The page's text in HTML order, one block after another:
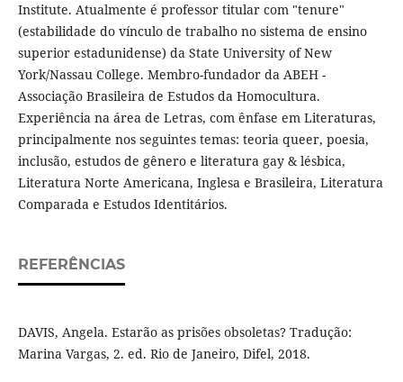
Institute. Atualmente é professor titular com "tenure"
(estabilidade do vínculo de trabalho no sistema de ensino
superior estadunidense) da State University of New
York/Nassau College. Membro-fundador da ABEH -
Associação Brasileira de Estudos da Homocultura.
Experiência na área de Letras, com ênfase em Literaturas,
principalmente nos seguintes temas: teoria queer, poesia,
inclusão, estudos de gênero e literatura gay & lésbica,
Literatura Norte Americana, Inglesa e Brasileira, Literatura
Comparada e Estudos Identitários.
REFERÊNCIAS
DAVIS, Angela. Estarão as prisões obsoletas? Tradução:
Marina Vargas, 2. ed. Rio de Janeiro, Difel, 2018.